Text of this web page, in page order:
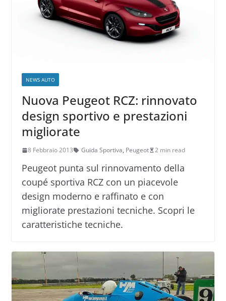
NEWS AUTO
Nuova Peugeot RCZ: rinnovato
design sportivo e prestazioni
migliorate
8 Febbraio 2013 Guida Sportiva, Peugeot 2 min read
Peugeot punta sul rinnovamento della
coupé sportiva RCZ con un piacevole
design moderno e raffinato e con
migliorate prestazioni tecniche. Scopri le
caratteristiche tecniche.